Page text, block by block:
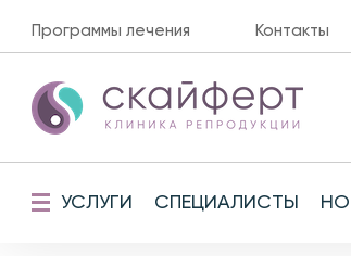
Программы лечения Контакты
УСЛУГИ СПЕЦИАЛИСТЫ